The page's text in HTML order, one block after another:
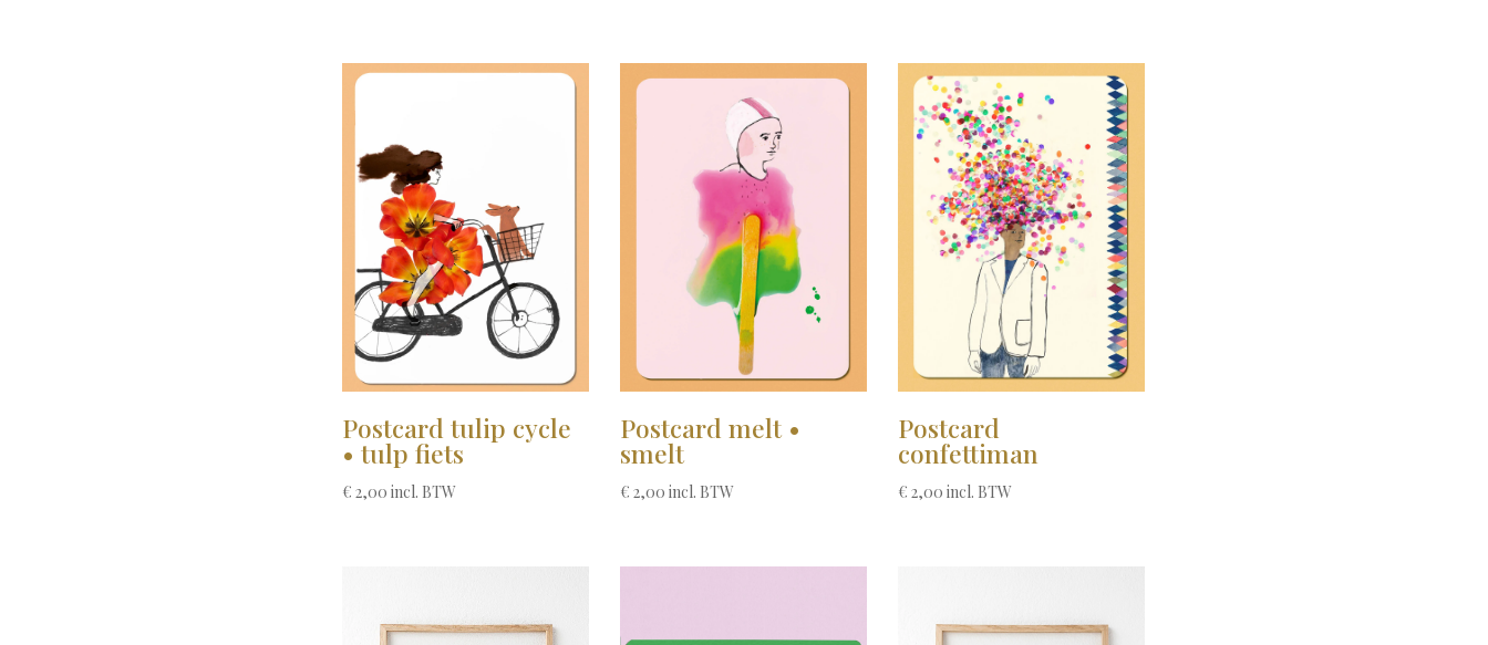
Postcard tulip cycle
• tulp fiets
€ 2,00 incl. BTW
Postcard melt •
smelt
€ 2,00 incl. BTW
Postcard
confettiman
€ 2,00 incl. BTW